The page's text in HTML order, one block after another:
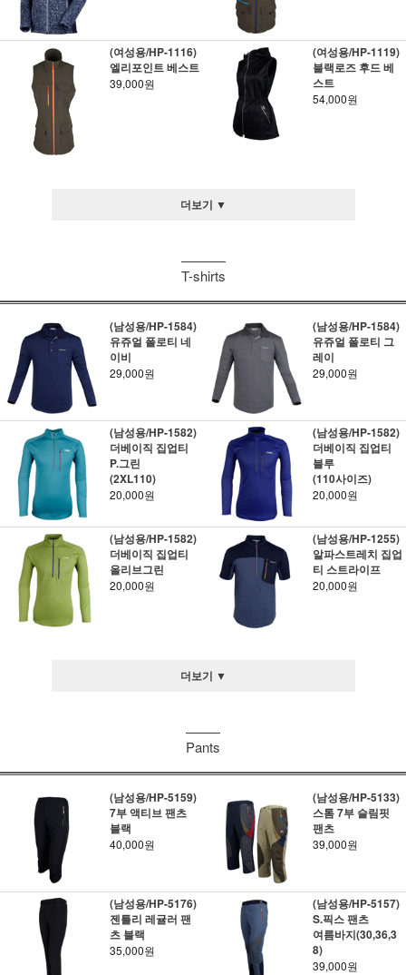
(여성용/HP-1116)
엘리포인트 베스트
39,000원
(여성용/HP-1119)
블랙로즈 후드 베
스트
54,000원
더보기 ▼
T-shirts
(남성용/HP-1584)
유쥬얼 폴로티 네
이비
29,000원
(남성용/HP-1584)
유쥬얼 폴로티 그
레이
29,000원
(남성용/HP-1582)
더베이직 집업티
P.그린
(2XL110)
20,000원
(남성용/HP-1582)
더베이직 집업티
블루
(110사이즈)
20,000원
(남성용/HP-1582)
더베이직 집업티
올리브그린
20,000원
(남성용/HP-1255)
알파스트레치 집업
티 스트라이프
20,000원
더보기 ▼
Pants
(남성용/HP-5159)
7부 액티브 팬츠
블랙
40,000원
(남성용/HP-5133)
스톰 7부 슬림핏
팬츠
39,000원
(남성용/HP-5176)
젠틀리 레귤러 팬
츠 블랙
35,000원
(남성용/HP-5157)
S.픽스 팬츠
여름바지(30,36,3
8)
39,000원